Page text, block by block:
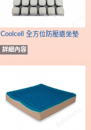
Coolcell 全方位防壓瘡坐墊
詳細內容